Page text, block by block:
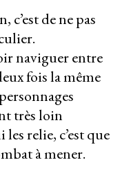
c’est de ne pas
naviguer entre
fois la même
très loin
relie, c’est que
à mener.